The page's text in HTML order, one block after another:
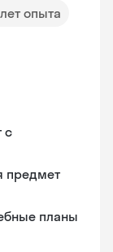
опыта
с
предмет
планы